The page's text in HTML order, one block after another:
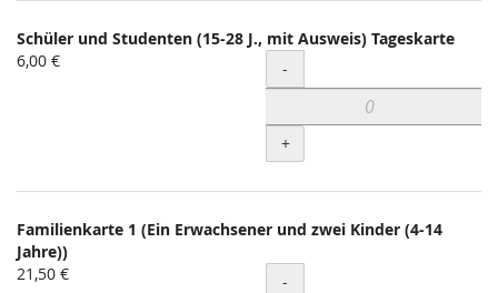
Schüler und Studenten (15-28 J., mit Ausweis) Tageskarte
6,00 €
Menge
-
+
Familienkarte 1 (Ein Erwachsener und zwei Kinder (4-14
Jahre))
21,50 €
Menge
-